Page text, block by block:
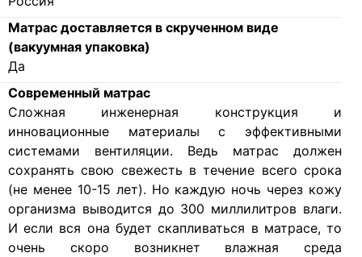
Матрас доставляется в скрученном виде
(вакуумная упаковка)
Да
Современный матрас
Cложная инженерная конструкция и
инновационные материалы с эффективными
системами вентиляции. Ведь матрас должен
сохранять свою свежесть в течение всего срока
(не менее 10-15 лет). Но каждую ночь через кожу
организма выводится до 300 миллилитров влаги.
И если вся она будет скапливаться в матрасе, то
очень скоро возникнет влажная среда